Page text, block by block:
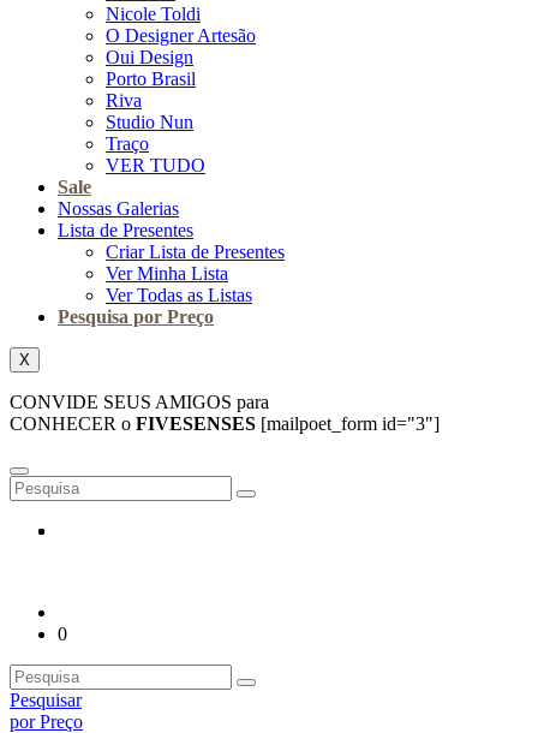
Nicole Toldi
O Designer Artesão
Oui Design
Porto Brasil
Riva
Studio Nun
Traço
VER TUDO
Sale
Nossas Galerias
Lista de Presentes
Criar Lista de Presentes
Ver Minha Lista
Ver Todas as Listas
Pesquisa por Preço
X
CONVIDE SEUS AMIGOS para
CONHECER o FIVESENSES [mailpoet_form id="3"]
0
Pesquisar
por Preço